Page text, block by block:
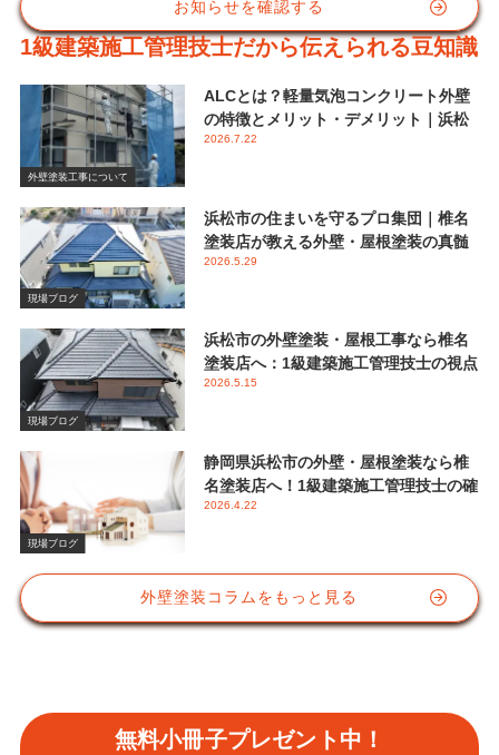
お知らせを確認する
1級建築施工管理技士だから伝えられる豆知識
外壁塗装工事について
ALCとは？軽量気泡コンクリート外壁
の特徴とメリット・デメリット｜浜松
市 椎名塗装店
2026.7.22
現場ブログ
浜松市の住まいを守るプロ集団｜椎名
塗装店が教える外壁・屋根塗装の真髄
と失敗しない業者選び
2026.5.29
現場ブログ
浜松市の外壁塗装・屋根工事なら椎名
塗装店へ：1級建築施工管理技士の視点
で伝える後悔しないメンテナンス
2026.5.15
現場ブログ
静岡県浜松市の外壁・屋根塗装なら椎
名塗装店へ！1級建築施工管理技士の確
かな視点と屋根塗装におけるシリコン
2026.4.22
外壁塗装コラムをもっと見る
無料小冊子プレゼント中！